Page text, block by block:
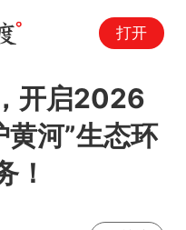
打开
开启2026
黄河”生态环
！